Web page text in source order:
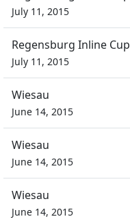
July 11, 2015
Regensburg Inline Cup
July 11, 2015
Wiesau
June 14, 2015
Wiesau
June 14, 2015
Wiesau
June 14, 2015